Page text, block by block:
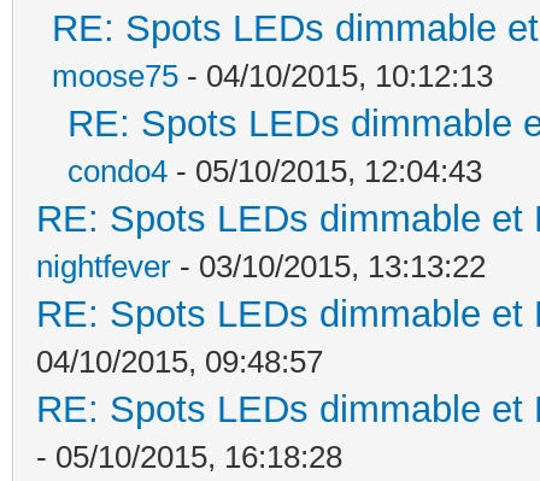
RE: Spots LEDs dimmable
moose75 - 04/10/2015, 10:12:13
RE: Spots LEDs dimmable
condo4 - 05/10/2015, 12:04:43
RE: Spots LEDs dimmable
nightfever - 03/10/2015, 13:13:22
RE: Spots LEDs dimmable
04/10/2015, 09:48:57
RE: Spots LEDs dimmable
- 05/10/2015, 16:18:28